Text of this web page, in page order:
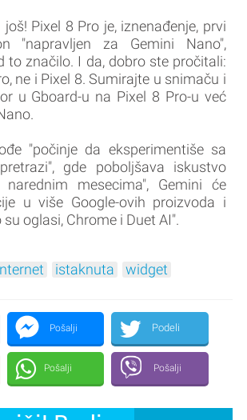
Pixel 8 Pro je, iznenađenje, prvi
"napravljen za Gemini Nano",
to značilo. I da, dobro ste pročitali:
ne i Pixel 8. Sumirajte u snimaču i
u Gboard-u na Pixel 8 Pro-u već
"počinje da eksperimentiše sa
gde poboljšava iskustvo
mesecima", Gemini će
u više Google-ovih proizvoda i
oglasi, Chrome i Duet AI".
istaknuta widget
Pošalji Podeli
Pošalji Pošalji